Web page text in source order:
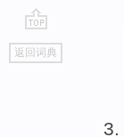
go
top
返回词典